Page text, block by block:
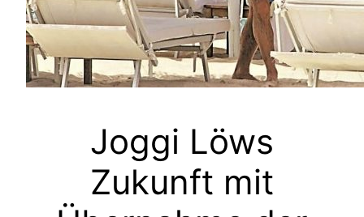
Joggi Löws
Zukunft mit